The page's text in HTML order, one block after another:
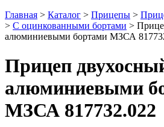
Главная > Каталог > Прицепы >
> С оцинкованными бортами >
алюминиевыми бортами МЗСА
Прицеп
алюминиевыми
МЗСА 817732.022